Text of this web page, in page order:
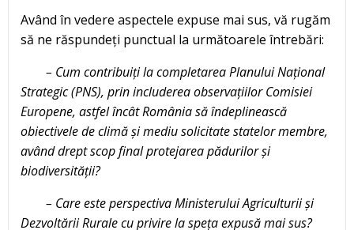
Având în vedere aspectele expuse mai sus, vă rugăm
să ne răspundeți punctual la următoarele întrebări:
– Cum contribuiți la completarea Planului Național
Strategic (PNS), prin includerea observațiilor Comisiei
Europene, astfel încât România să îndeplinească
obiectivele de climă și mediu solicitate statelor membre,
având drept scop final protejarea pădurilor și
biodiversității?
– Care este perspectiva Ministerului Agriculturii și
Dezvoltării Rurale cu privire la speța expusă mai sus?